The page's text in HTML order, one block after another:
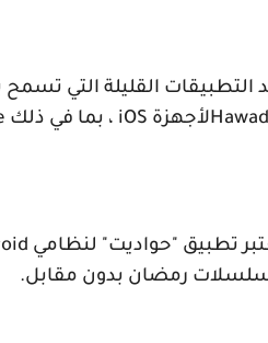
التطبيقات القليلة التي تسمح
لأجهزة iOS ، بما في ذلك
تطبيق "حواديت" لنظامي
رمضان بدون مقابل.